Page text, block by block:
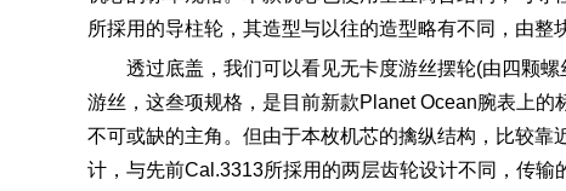
所採用的导柱轮，其造型与以往的造型略有不同，由整
透过底盖，我们可以看见无卡度游丝摆轮(由四颗
游丝，这叁项规格，是目前新款Planet Ocean腕表上
不可或缺的主角。但由于本枚机芯的擒纵结构，比较
计，与先前Cal.3313所採用的两层齿轮设计不同，传